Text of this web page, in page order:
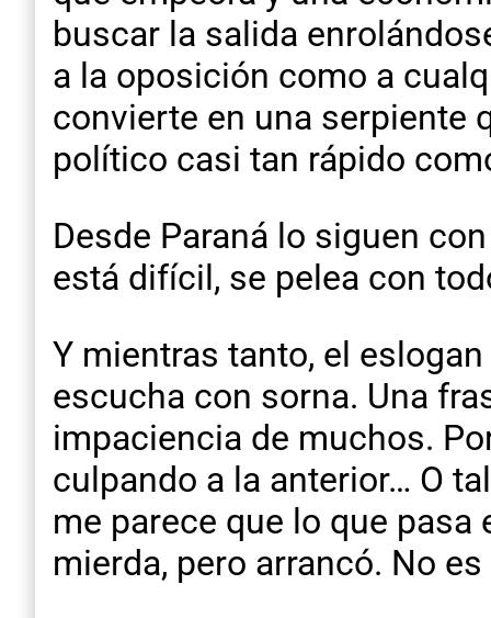
buscar la salida
a la oposición como a
convierte en una serpiente
político casi tan rápido
Desde Paraná lo siguen
está difícil, se pelea con
Y mientras tanto, el
escucha con sorna. Una
impaciencia de muchos.
culpando a la anterior… O
me parece que lo que pasa
mierda, pero arrancó. No